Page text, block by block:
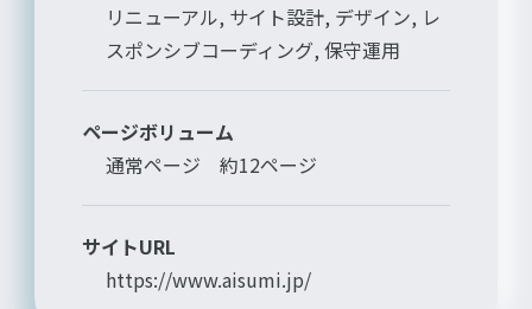
リニューアル, サイト設計, デザイン, レ
スポンシブコーディング, 保守運用
ページボリューム
通常ページ 約12ページ
サイトURL
https://www.aisumi.jp/